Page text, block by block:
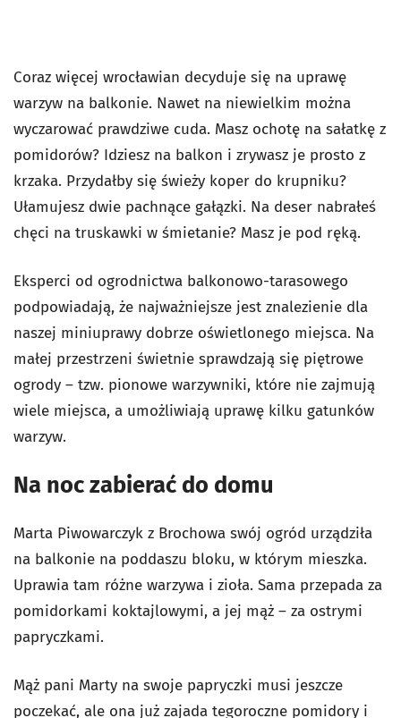
Coraz więcej wrocławian decyduje się na uprawę
warzyw na balkonie. Nawet na niewielkim można
wyczarować prawdziwe cuda. Masz ochotę na sałatkę z
pomidorów? Idziesz na balkon i zrywasz je prosto z
krzaka. Przydałby się świeży koper do krupniku?
Ułamujesz dwie pachnące gałązki. Na deser nabrałeś
chęci na truskawki w śmietanie? Masz je pod ręką.
Eksperci od ogrodnictwa balkonowo-tarasowego
podpowiadają, że najważniejsze jest znalezienie dla
naszej miniuprawy dobrze oświetlonego miejsca. Na
małej przestrzeni świetnie sprawdzają się piętrowe
ogrody – tzw. pionowe warzywniki, które nie zajmują
wiele miejsca, a umożliwiają uprawę kilku gatunków
warzyw.
Na noc zabierać do domu
Marta Piwowarczyk z Brochowa swój ogród urządziła
na balkonie na poddaszu bloku, w którym mieszka.
Uprawia tam różne warzywa i zioła. Sama przepada za
pomidorkami koktajlowymi, a jej mąż – za ostrymi
papryczkami.
Mąż pani Marty na swoje papryczki musi jeszcze
poczekać, ale ona już zajada tegoroczne pomidory i